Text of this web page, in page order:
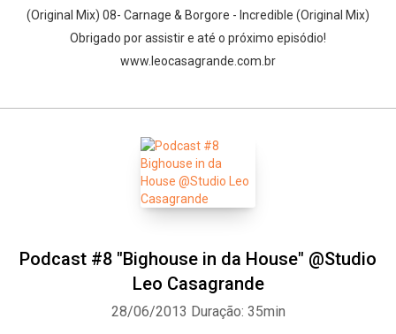
(Original Mix) 08- Carnage & Borgore - Incredible (Original Mix)
Obrigado por assistir e até o próximo episódio!
www.leocasagrande.com.br
Podcast #8 "Bighouse in da House" @Studio
Leo Casagrande
28/06/2013 Duração: 35min